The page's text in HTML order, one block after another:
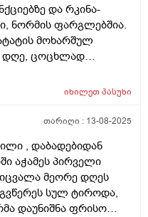
მივეცით 120 გრ
გატრუნული იყო და
აღებინებს და
პირდაპირ 120
კიდევ სიმილაკი
კლინიკაში და
და ვერ მოინელაო
ნებისმიერი
კი
120 გრამიო მაგრამ
და რკინა-
ნორმის ფარგლებშია.
მოხარშულ
დღე, ცოცხლად
ბევრს მიირთმევდა.
ბავშვი აქტიურია
იხილეთპასუხი
თარიღი : 13-08-2025
, დაბადებიდან
აჭამეს პირველი
მეორე დღეს
სულ ტიროდა,
დაუნიშნა ფრისო